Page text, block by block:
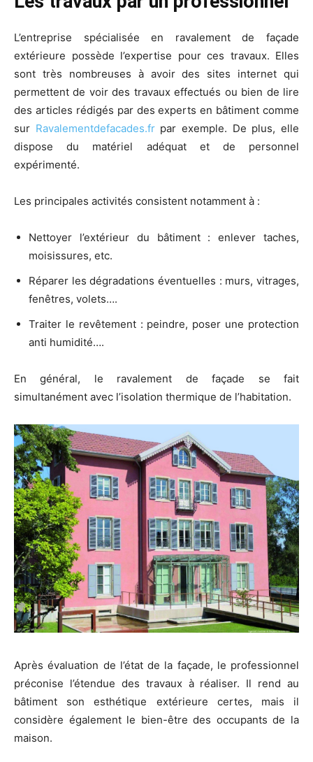
L’entreprise spécialisée en ravalement de façade
extérieure possède l’expertise pour ces travaux. Elles
sont très nombreuses à avoir des sites internet qui
permettent de voir des travaux effectués ou bien de lire
des articles rédigés par des experts en bâtiment comme
sur Ravalementdefacades.frpar exemple. De plus, elle
dispose du matériel adéquat et de personnel
expérimenté.
Les principales activités consistent notamment à :
Nettoyer l’extérieur du bâtiment : enlever taches,
moisissures, etc.
Réparer les dégradations éventuelles : murs, vitrages,
fenêtres, volets….
Traiter le revêtement : peindre, poser une protection
anti humidité….
En général, le ravalement de façade se fait
simultanément avec l’isolation thermique de l’habitation.
Après évaluation de l’état de la façade, le professionnel
préconise l’étendue des travaux à réaliser. Il rend au
bâtiment son esthétique extérieure certes, mais il
considère également le bien-être des occupants de la
maison.